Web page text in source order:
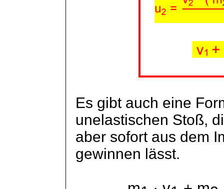
Es gibt auch eine
unelastischen Stoß,
aber sofort aus dem
gewinnen lässt.